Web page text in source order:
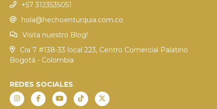
+57 3123535051
hola@hechoenturquia.com.co
Visita nuestro Blog!
Cra 7 #138-33 local 223, Centro Comercial Palatino
Bogotá - Colombia
REDES SOCIALES